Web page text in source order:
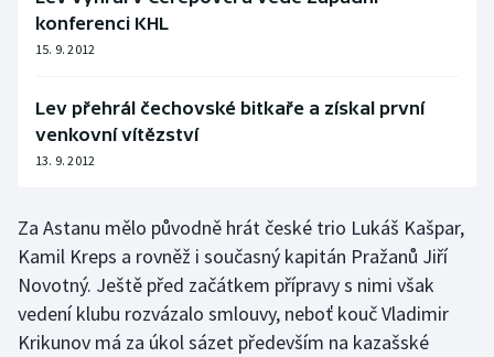
Olympijské hry
Plavání
Plážový volejbal
Ragby
Rychlobruslení
Rychlostní kanoistika
konferenci KHL
15. 9. 2012
Lev přehrál čechovské bitkaře a získal první
venkovní vítězství
13. 9. 2012
Za Astanu mělo původně hrát české trio Lukáš Kašpar,
Kamil Kreps a rovněž i současný kapitán Pražanů Jiří
Novotný. Ještě před začátkem přípravy s nimi však
vedení klubu rozvázalo smlouvy, neboť kouč Vladimir
Krikunov má za úkol sázet především na kazašské